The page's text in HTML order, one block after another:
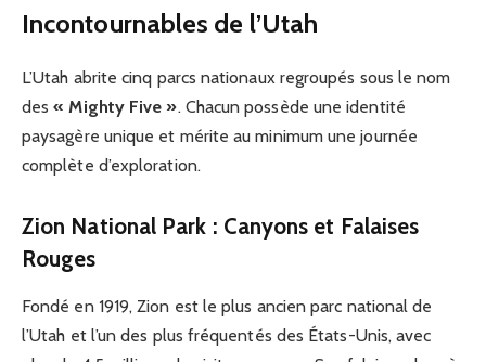
Incontournables de l’Utah
L’Utah abrite cinq parcs nationaux regroupés sous le nom
des« Mighty Five ». Chacun possède une identité
paysagère unique et mérite au minimum une journée
complète d’exploration.
Zion National Park : Canyons et Falaises
Rouges
Fondé en 1919, Zion est le plus ancien parc national de
l’Utah et l’un des plus fréquentés des États-Unis, avec